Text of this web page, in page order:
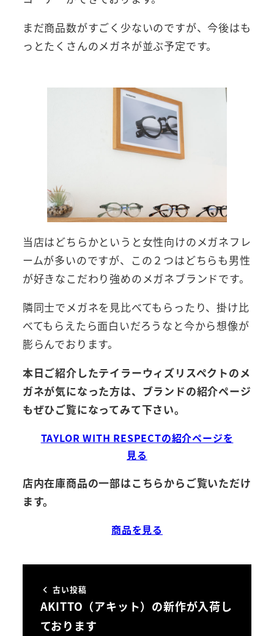
まだ商品数がすごく少ないのですが、今後はも
っとたくさんのメガネが並ぶ予定です。
当店はどちらかというと女性向けのメガネフレ
ームが多いのですが、この２つはどちらも男性
が好きなこだわり強めのメガネブランドです。
隣同士でメガネを見比べてもらったり、掛け比
べてもらえたら面白いだろうなと今から想像が
膨らんでおります。
本日ご紹介したテイラーウィズリスペクトのメ
ガネが気になった方は、ブランドの紹介ページ
もぜひご覧になってみて下さい。
TAYLOR WITH RESPECTの紹介ページを
見る
店内在庫商品の一部はこちらからご覧いただけ
ます。
商品を見る
古い投稿
AKITTO（アキット）の新作が入荷し
ております